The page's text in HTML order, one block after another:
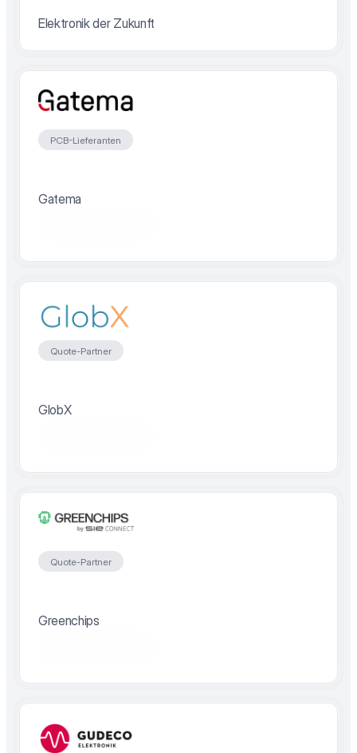
Elektronik der Zukunft
PCB-Lieferanten
Gatema
Quote-Partner
GlobX
Quote-Partner
Greenchips